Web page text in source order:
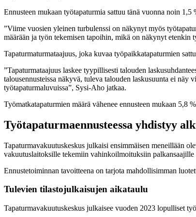
Ennusteen mukaan työtapaturmia sattuu tänä vuonna noin
”Viime vuosien yleinen turbulenssi on näkynyt myös
määrään ja työn tekemisen tapoihin, mikä on näkynyt etenkin
Tapaturmaturmataajuus, joka kuvaa työpaikkatapaturmien
”Tapaturmataajuus laskee tyypillisesti talouden
talousennusteissa näkyvä, tuleva talouden laskusuunta ei näy
työtapaturmaluvuissa”, Sysi-Aho jatkaa.
Työmatkatapaturmien määrä vähenee ennusteen mukaan 5,8
Työtapaturmaennusteessa yhdistyy
Tapaturmavakuutuskeskus julkaisi ensimmäisen meneillään
vakuutuslaitoksille tekemiin vahinkoilmoituksiin palkansaajille
Ennustetoiminnan tavoitteena on tarjota mahdollisimman
Tulevien tilastojulkaisujen aikataulu
Tapaturmavakuutuskeskus julkaisee vuoden 2023 lopulliset